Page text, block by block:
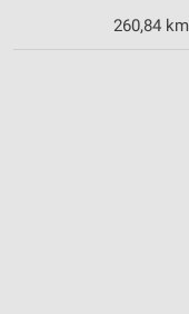
260,84 km